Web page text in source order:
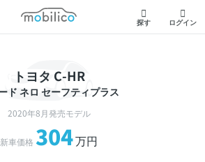
モビリコ
探す ログイン
トヨタ C-HR
ド ネロ セーフティプラス
2020年8月発売モデル
新車価格 304万円